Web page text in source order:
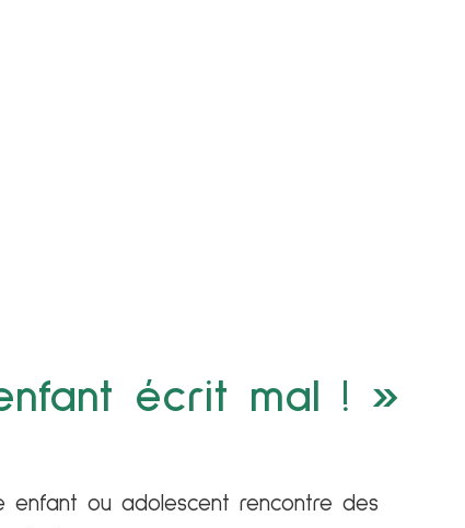
écrit mal ! »
enfant ou adolescent rencontre des